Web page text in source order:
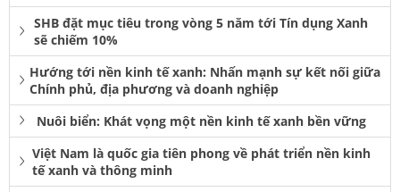
SHB đặt mục tiêu trong vòng 5 năm tới Tín dụng Xanh
sẽ chiếm 10%
Hướng tới nền kinh tế xanh: Nhấn mạnh sự kết nối giữa
Chính phủ, địa phương và doanh nghiệp
Nuôi biển: Khát vọng một nền kinh tế xanh bền vững
Việt Nam là quốc gia tiên phong về phát triển nền kinh
tế xanh và thông minh